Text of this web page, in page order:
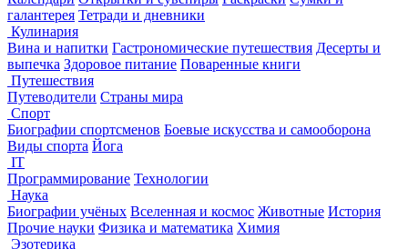
галантерея Тетради и дневники
Кулинария
Вина и напитки Гастрономические путешествия Десерты и
выпечка Здоровое питание Поваренные книги
Путешествия
Путеводители Страны мира
Спорт
Биографии спортсменов Боевые искусства и самооборона
Виды спорта Йога
IT
Программирование Технологии
Наука
Биографии учёных Вселенная и космос Животные История
Прочие науки Физика и математика Химия
Эзотерика